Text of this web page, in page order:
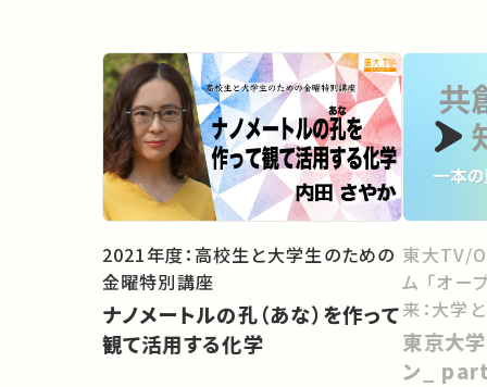
2021年度：高校生と大学生のための
金曜特別講座
ナノメートルの孔（あな）を作って
観て活用する化学
東大TV/
ム 「オー
来：大学
向けて」
東京大
ン_